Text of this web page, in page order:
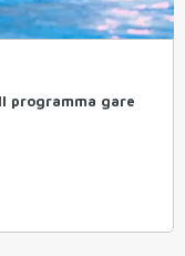
programma gare